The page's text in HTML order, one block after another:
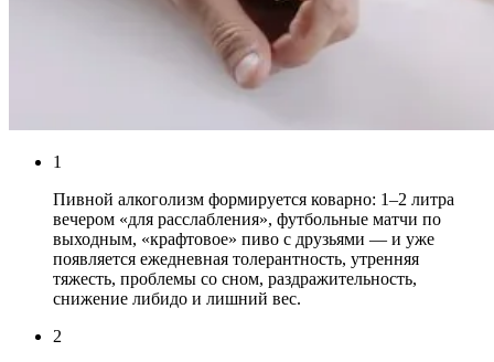
1
Пивной алкоголизм формируется коварно: 1–2 литра
вечером «для расслабления», футбольные матчи по
выходным, «крафтовое» пиво с друзьями — и уже
появляется ежедневная толерантность, утренняя
тяжесть, проблемы со сном, раздражительность,
снижение либидо и лишний вес.
2